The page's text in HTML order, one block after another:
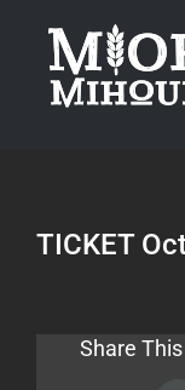
contenu
TICKET
Share